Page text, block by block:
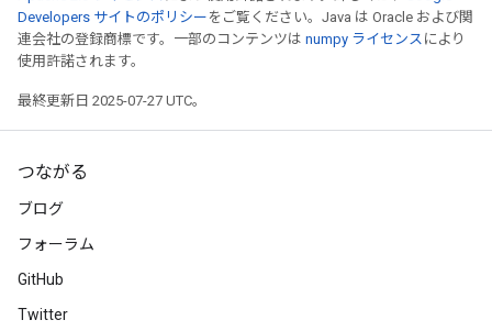
Developers サイトのポリシー をご覧ください。Java は Oracle および関
連会社の登録商標です。一部のコンテンツは numpy ライセンス により
使用許諾されます。
最終更新日 2025-07-27 UTC。
つながる
ブログ
フォーラム
GitHub
Twitter